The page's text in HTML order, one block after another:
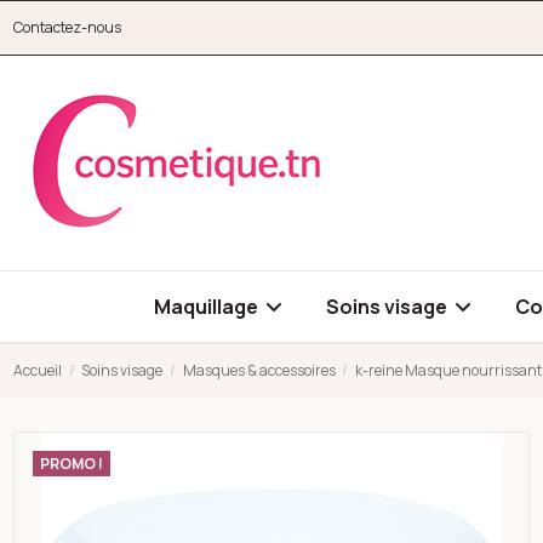
Contactez-nous
Maquillage Soins visage
Accueil Soins visage Masques & accessoires k-reine Masque nourrissant
PROMO !
Open high resolution image of k-reine Masque nourrissant